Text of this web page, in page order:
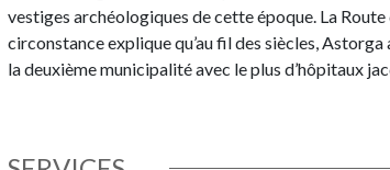
vestiges archéologiques de cette époque. La
circonstance explique qu’au fil des siècles,
la deuxième municipalité avec le plus d’hôpitaux